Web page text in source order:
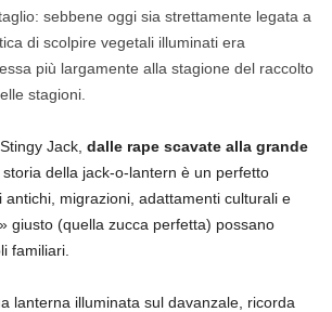
sebbene oggi sia strettamente legata a
di scolpire vegetali illuminati era
più largamente alla stagione del raccolto
stagioni.
Jack, dalle rape scavate alla grande
storia della jack-o-lantern è un perfetto
antichi, migrazioni, adattamenti culturali e
giusto (quella zucca perfetta) possano
familiari.
lanterna illuminata sul davanzale, ricorda